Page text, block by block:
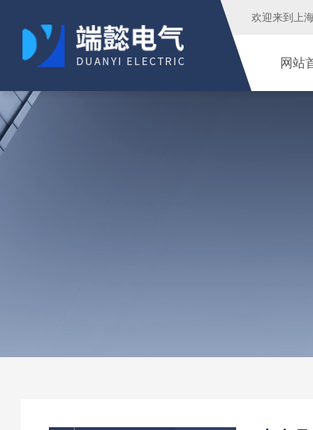
欢迎来到 上
网站